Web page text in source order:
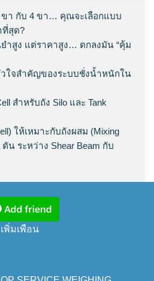
ขา กับ 4 ขา… คุณจะเลือกแบบ
สุด?
ำสูง แต่ราคาสูง… ตกลงมัน “คุ้ม
วใจสำคัญของระบบชั่งน้ำหนักใน
สำหรับถัง Silo และ Tank
ให้เหมาะกับถังผสม (Mixing
น ระหว่าง Shear Beam กับ
เพิ่มเพือน